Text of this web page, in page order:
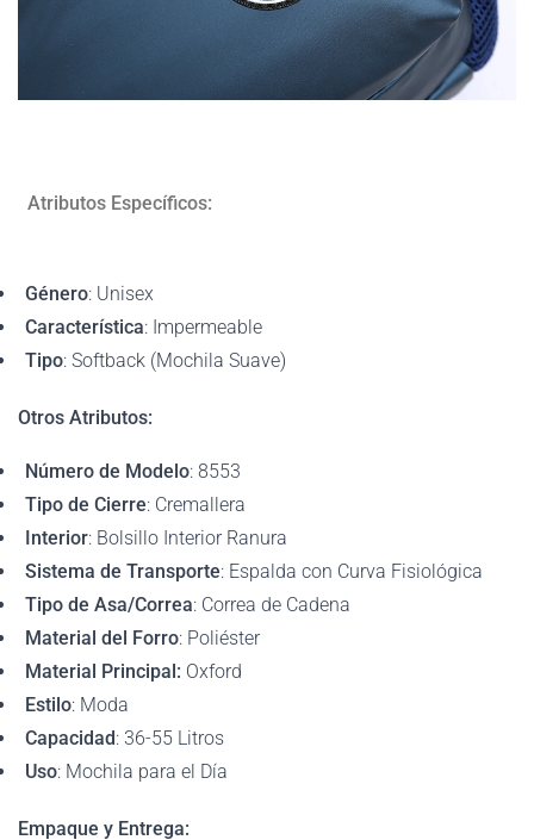
Atributos Específicos:
Género: Unisex
Característica: Impermeable
Tipo: Softback (Mochila Suave)
Otros Atributos:
Número de Modelo: 8553
Tipo de Cierre: Cremallera
Interior: Bolsillo Interior Ranura
Sistema de Transporte: Espalda con Curva Fisiológica
Tipo de Asa/Correa: Correa de Cadena
Material del Forro: Poliéster
Material Principal: Oxford
Estilo: Moda
Capacidad: 36-55 Litros
Uso: Mochila para el Día
Empaque y Entrega: